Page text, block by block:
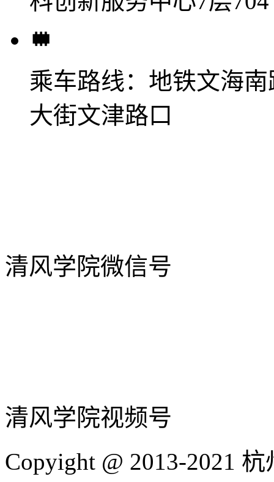
乘车路线： 地铁文海
大街文津路口
清风学院微信号
清风学院视频号
Copyight @ 2013-2021